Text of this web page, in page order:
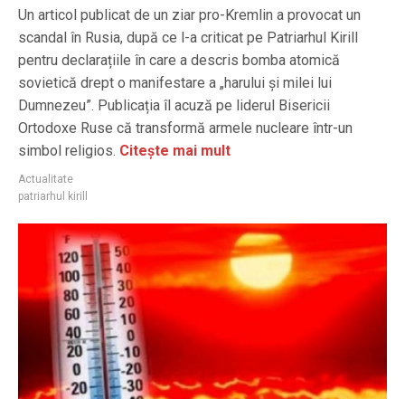
Un articol publicat de un ziar pro-Kremlin a provocat un
scandal în Rusia, după ce l-a criticat pe Patriarhul Kirill
pentru declarațiile în care a descris bomba atomică
sovietică drept o manifestare a „harului și milei lui
Dumnezeu”. Publicația îl acuză pe liderul Bisericii
Ortodoxe Ruse că transformă armele nucleare într-un
simbol religios. Citește mai mult
Actualitate
patriarhul kirill